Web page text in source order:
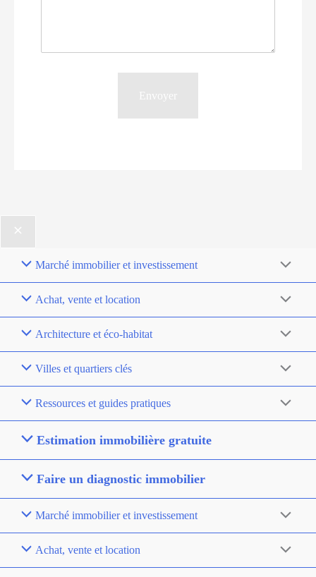
Marché immobilier et investissement
Achat, vente et location
Architecture et éco-habitat
Villes et quartiers clés
Ressources et guides pratiques
Estimation immobilière gratuite
Faire un diagnostic immobilier
Marché immobilier et investissement
Achat, vente et location